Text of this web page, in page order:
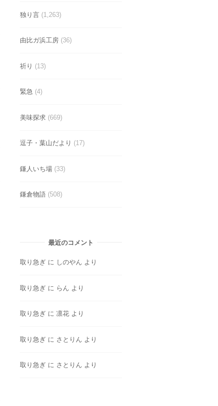
独り言(1,263)
由比ガ浜工房(36)
祈り (13)
緊急 (4)
美味探求(669)
逗子・葉山だより (17)
鎌人いち場(33)
鎌倉物語(508)
最近のコメント
取り急ぎに しのやん より
取り急ぎに らん より
取り急ぎに 凛花より
取り急ぎに さとりん より
取り急ぎに さとりん より